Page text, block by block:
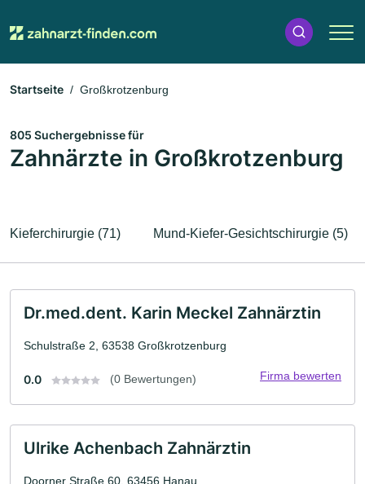
Startseite Großkrotzenburg
805 Suchergebnisse für
Zahnärzte in Großkrotzenburg
Kieferchirurgie (71) Mund-Kiefer-Gesichtschirurgie (5)
Dr.med.dent. Karin Meckel Zahnärztin
Schulstraße 2, 63538 Großkrotzenburg
0.0 (0 Bewertungen) Firma bewerten
Ulrike Achenbach Zahnärztin
Doorner Straße 60, 63456 Hanau